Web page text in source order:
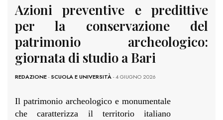
Azioni preventive e predittive
per la conservazione del
patrimonio archeologico:
giornata di studio a Bari
REDAZIONE-SCUOLA E UNIVERSITÀ- 4 GIUGNO 2026
Il patrimonio archeologico e monumentale
che caratterizza il territorio italiano